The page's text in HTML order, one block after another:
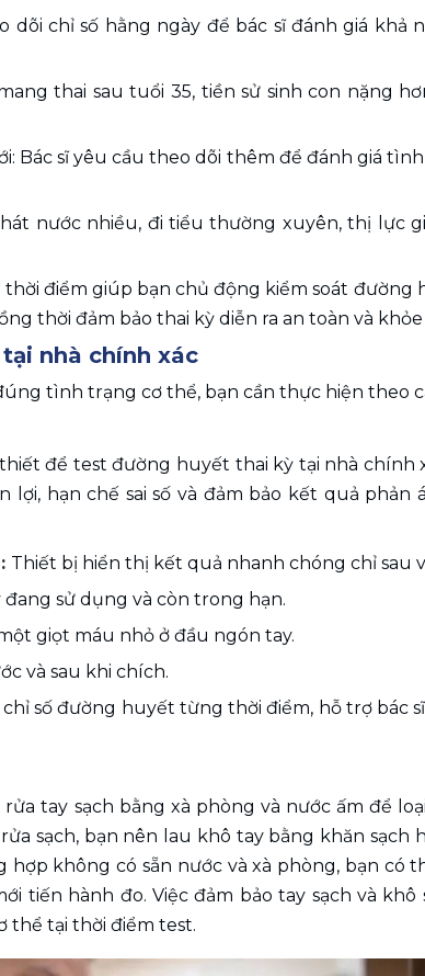
chỉ số hằng ngày để bác sĩ đánh giá khả
thai sau tuổi 35, tiền sử sinh con nặng
Bác sĩ yêu cầu theo dõi thêm để đánh giá
nước nhiều, đi tiểu thường xuyên, thị lực
điểm giúp bạn chủ động kiểm soát đường
thời đảm bảo thai kỳ diễn ra an toàn và
nhà chính xác
tình trạng cơ thể, bạn cần thực hiện theo
để test đường huyết thai kỳ tại nhà chính
hạn chế sai số và đảm bảo kết quả phản
Thiết bị hiển thị kết quả nhanh chóng chỉ sau
sử dụng và còn trong hạn.
giọt máu nhỏ ở đầu ngón tay.
và sau khi chích.
số đường huyết từng thời điểm, hỗ trợ bác
tay sạch bằng xà phòng và nước ấm để
sạch, bạn nên lau khô tay bằng khăn sạch
không có sẵn nước và xà phòng, bạn có
tiến hành đo. Việc đảm bảo tay sạch và khô
thể tại thời điểm test.